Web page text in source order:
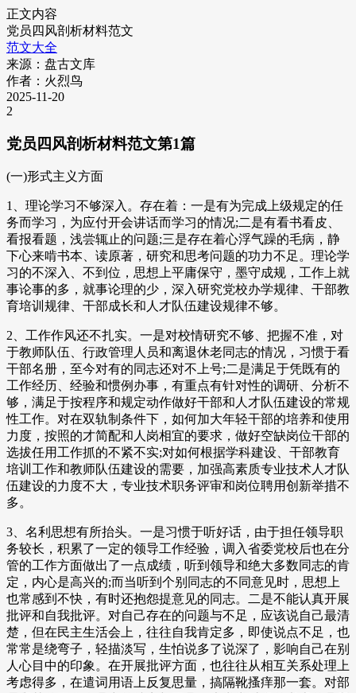
正文内容
党员四风剖析材料范文
范文大全
来源：盘古文库
作者：火烈鸟
2025-11-20
2
党员四风剖析材料范文第1篇
(一)形式主义方面
1、理论学习不够深入。存在着：一是有为完成上级规定的任
务而学习，为应付开会讲话而学习的情况;二是有看书看皮、
看报看题，浅尝辄止的问题;三是存在着心浮气躁的毛病，静
下心来啃书本、读原著，研究和思考问题的功力不足。理论学
习的不深入、不到位，思想上平庸保守，墨守成规，工作上就
事论事的多，就事论理的少，深入研究党校办学规律、干部教
育培训规律、干部成长和人才队伍建设规律不够。
2、工作作风还不扎实。一是对校情研究不够、把握不准，对
于教师队伍、行政管理人员和离退休老同志的情况，习惯于看
干部名册，至今对有的同志还对不上号;二是满足于凭既有的
工作经历、经验和惯例办事，有重点有针对性的调研、分析不
够，满足于按程序和规定动作做好干部和人才队伍建设的常规
性工作。对在双轨制条件下，如何加大年轻干部的培养和使用
力度，按照的才简配和人岗相宜的要求，做好空缺岗位干部的
选拔任用工作抓的不紧不实;对如何根据学科建设、干部教育
培训工作和教师队伍建设的需要，加强高素质专业技术人才队
伍建设的力度不大，专业技术职务评审和岗位聘用创新举措不
多。
3、名利思想有所抬头。一是习惯于听好话，由于担任领导职
务较长，积累了一定的领导工作经验，调入省委党校后也在分
管的工作方面做出了一点成绩，听到领导和绝大多数同志的肯
定，内心是高兴的;而当听到个别同志的不同意见时，思想上
也常感到不快，有时还抱怨提意见的同志。二是不能认真开展
批评和自我批评。对自己存在的问题与不足，应该说自己最清
楚，但在民主生活会上，往往自我肯定多，即使说点不足，也
常常是绕弯子，轻描淡写，生怕说多了说深了，影响自己在别
人心目中的印象。在开展批评方面，也往往从相互关系处理上
考虑得多，在遣词用语上反复思量，搞隔靴搔痒那一套。对部